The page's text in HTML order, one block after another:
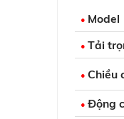
• Model
•Tải
•Chiều
•Động